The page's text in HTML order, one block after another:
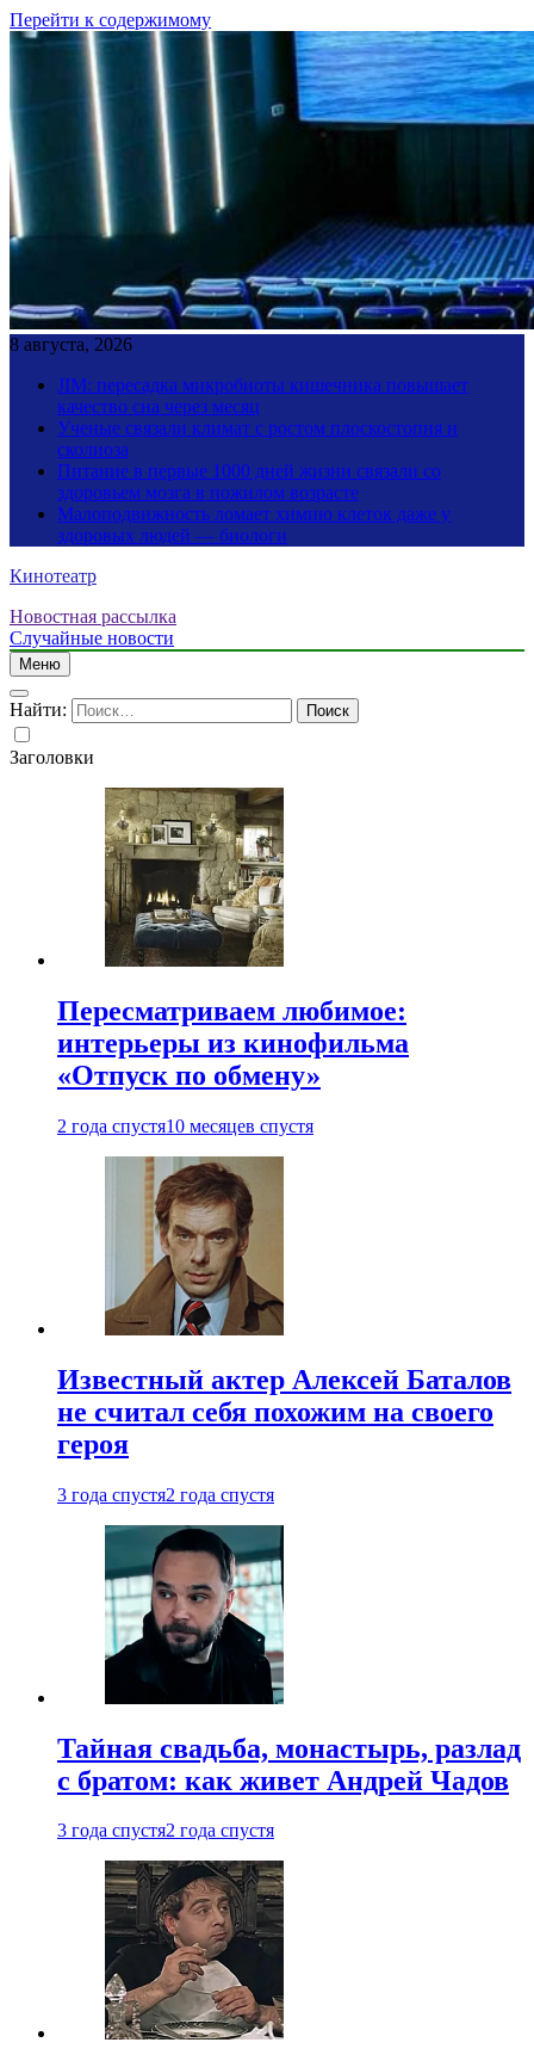
Перейти к содержимому
8 августа, 2026
JIM: пересадка микробиоты кишечника повышает
качество сна через месяц
Ученые связали климат с ростом плоскостопия и
сколиоза
Питание в первые 1000 дней жизни связали со
здоровьем мозга в пожилом возрасте
Малоподвижность ломает химию клеток даже у
здоровых людей — биологи
Кинотеатр
Новостная рассылка
Случайные новости
Меню
Найти:
Заголовки
Пересматриваем любимое:
интерьеры из кинофильма
«Отпуск по обмену»
2 года спустя10 месяцев спустя
Известный актер Алексей Баталов
не считал себя похожим на своего
героя
3 года спустя2 года спустя
Тайная свадьба, монастырь, разлад
с братом: как живет Андрей Чадов
3 года спустя2 года спустя